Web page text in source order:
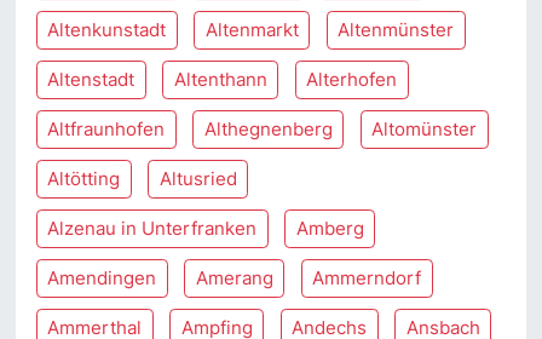
Altenkunstadt Altenmarkt Altenmünster
Altenstadt Altenthann Alterhofen
Altfraunhofen Althegnenberg Altomünster
Altötting Altusried
Alzenau in Unterfranken Amberg
Amendingen Amerang Ammerndorf
Ammerthal Ampfing Andechs Ansbach